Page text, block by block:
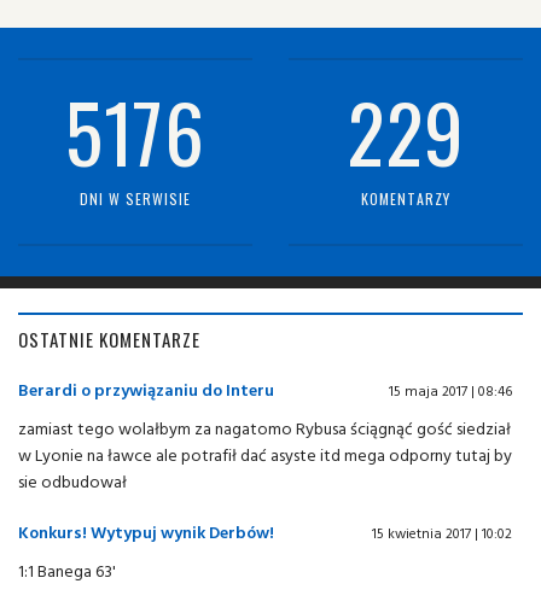
5176
DNI W SERWISIE
229
KOMENTARZY
OSTATNIE KOMENTARZE
Berardi o przywiązaniu do Interu 15 maja 2017 | 08:46
zamiast tego wolałbym za nagatomo Rybusa ściągnąć gość siedział
w Lyonie na ławce ale potrafił dać asyste itd mega odporny tutaj by
sie odbudował
Konkurs! Wytypuj wynik Derbów!
15 kwietnia 2017 | 10:02
1:1 Banega 63'